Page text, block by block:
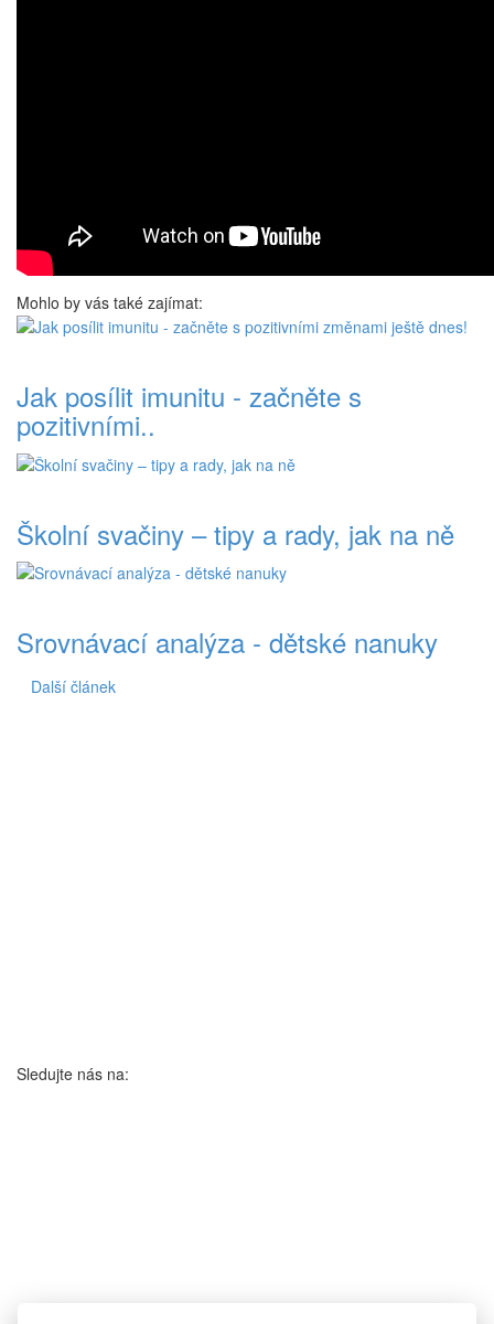
Mohlo by vás také zajímat:
Jak posílit imunitu - začněte s
pozitivními..
Školní svačiny – tipy a rady, jak na ně
Srovnávací analýza - dětské nanuky
Další článek
Sledujte nás na: